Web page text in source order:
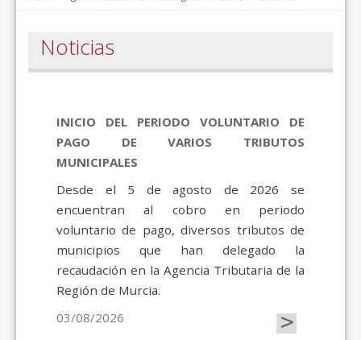
Noticias
INICIO DEL PERIODO VOLUNTARIO DE
PAGO DE VARIOS TRIBUTOS
MUNICIPALES
Desde el 5 de agosto de 2026 se
encuentran al cobro en periodo
voluntario de pago, diversos tributos de
municipios que han delegado la
recaudación en la Agencia Tributaria de la
Región de Murcia.
03/08/2026
>